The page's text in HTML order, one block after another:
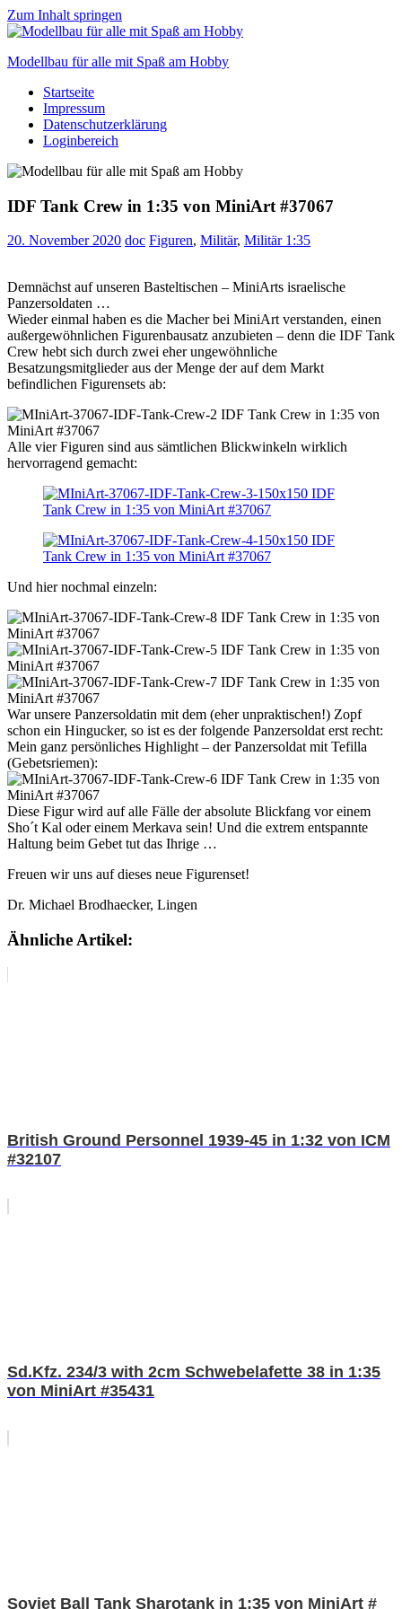
Zum Inhalt springen
Modellbau für alle mit Spaß am Hobby
Scale
modelling
to
Startseite
Impressum
Datenschutzerklärung
Loginbereich
IDF Tank Crew in 1:35 von MiniArt #37067
20. November 2020 doc Figuren, Militär, Militär 1:35
Demnächst auf unseren Basteltischen – MiniArts israelische
Panzersoldaten …
Wieder einmal haben es die Macher bei MiniArt verstanden, einen
außergewöhnlichen Figurenbausatz anzubieten – denn die IDF Tank
Crew hebt sich durch zwei eher ungewöhnliche
Besatzungsmitglieder aus der Menge der auf dem Markt
befindlichen Figurensets ab:
Alle vier Figuren sind aus sämtlichen Blickwinkeln wirklich
hervorragend gemacht:
Und hier nochmal einzeln:
War unsere Panzersoldatin mit dem (eher unpraktischen!) Zopf
schon ein Hingucker, so ist es der folgende Panzersoldat erst recht:
Mein ganz persönliches Highlight – der Panzersoldat mit Tefilla
(Gebetsriemen):
Diese Figur wird auf alle Fälle der absolute Blickfang vor einem
Sho´t Kal oder einem Merkava sein! Und die extrem entspannte
Haltung beim Gebet tut das Ihrige …
Freuen wir uns auf dieses neue Figurenset!
Dr. Michael Brodhaecker, Lingen
Ähnliche Artikel:
British Ground Personnel 1939-45 in 1:32 von ICM
#32107
Sd.Kfz. 234/3 with 2cm Schwebelafette 38 in 1:35
von MiniArt #35431
Soviet Ball Tank Sharotank in 1:35 von MiniArt #